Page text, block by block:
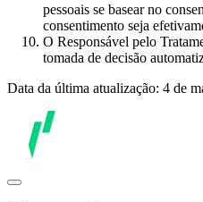
pessoais se basear no
consentimento seja
O Responsável pelo
tomada de decisão
Data da última atualização: 4 de